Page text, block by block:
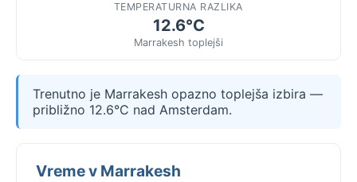
TEMPERATURNA RAZLIKA
12.6°C
Marrakesh toplejši
Trenutno je Marrakesh opazno toplejša izbira —
približno 12.6°C nad Amsterdam.
Vreme v Marrakesh